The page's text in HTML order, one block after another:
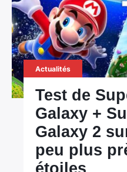
Actualités
Test de
Galaxy +
Galaxy 2
peu plus
étoiles